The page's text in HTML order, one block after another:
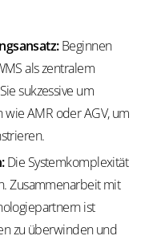
Beginnen
als zentralem
sukzessive um
AMR oder AGV, um
Die Systemkomplexität
Zusammenarbeit mit
ist
zu überwinden und